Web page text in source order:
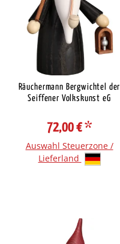
Räuchermann Bergwichtel der
Seiffener Volkskunst eG
72,00 €*
Auswahl Steuerzone /
Lieferland